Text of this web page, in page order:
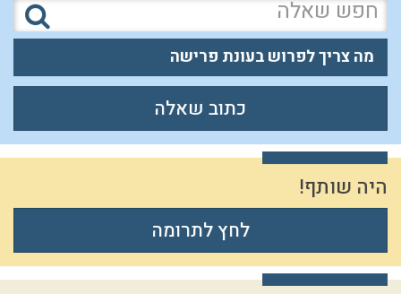
מה צריך לפרוש בעונת פרישה
כתוב שאלה
היה שותף!
לחץ לתרומה